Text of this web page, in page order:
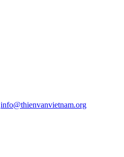
info@thienvanvietnam.org